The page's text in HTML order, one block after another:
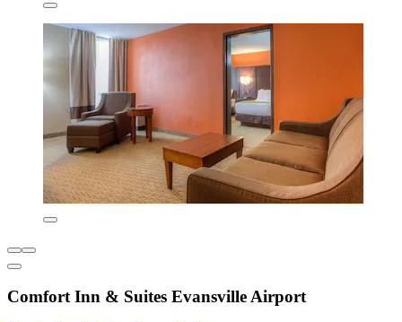
Comfort Inn & Suites Evansville Airport